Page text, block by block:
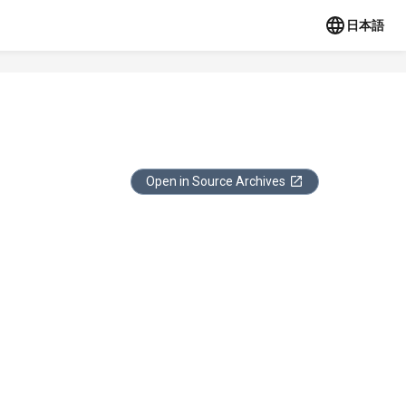
日本語
Open in Source Archives